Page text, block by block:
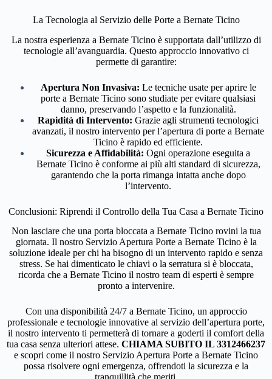
La Tecnologia al Servizio delle Porte a Bernate Ticino
La nostra esperienza a Bernate Ticino è supportata dall’utilizzo di
tecnologie all’avanguardia. Questo approccio innovativo ci
permette di garantire:
Apertura Non Invasiva: Le tecniche usate per aprire le
porte a Bernate Ticino sono studiate per evitare qualsiasi
danno, preservando l’aspetto e la funzionalità.
Rapidità di Intervento: Grazie agli strumenti tecnologici
avanzati, il nostro intervento per l’apertura di porte a Bernate
Ticino è rapido ed efficiente.
Sicurezza e Affidabilità: Ogni operazione eseguita a
Bernate Ticino è conforme ai più alti standard di sicurezza,
garantendo che la porta rimanga intatta anche dopo
l’intervento.
Conclusioni: Riprendi il Controllo della Tua Casa a Bernate Ticino
Non lasciare che una porta bloccata a Bernate Ticino rovini la tua
giornata. Il nostro Servizio Apertura Porte a Bernate Ticino è la
soluzione ideale per chi ha bisogno di un intervento rapido e senza
stress. Se hai dimenticato le chiavi o la serratura si è bloccata,
ricorda che a Bernate Ticino il nostro team di esperti è sempre
pronto a intervenire.
Con una disponibilità 24/7 a Bernate Ticino, un approccio
professionale e tecnologie innovative al servizio dell’apertura porte,
il nostro intervento ti permetterà di tornare a goderti il comfort della
tua casa senza ulteriori attese. CHIAMA SUBITO IL 3312466237
e scopri come il nostro Servizio Apertura Porte a Bernate Ticino
possa risolvere ogni emergenza, offrendoti la sicurezza e la